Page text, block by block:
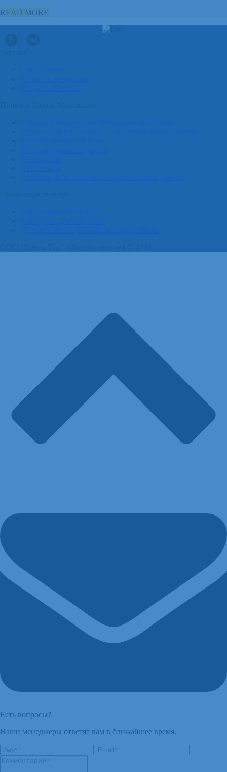
READ MORE
Авиабилеты
Туры по всему миру
Отдых в России
Аренда прогулочных теплоходов и катеров
Групповой тур по ХМАО «Месторождение Югра»
Этнографический туры
Индивидуальные услуги
Экскурсии
Гостиницы
Условия использования персональных данных
Праздники для детей
Праздник для взрослых
ДОСТАВКА ЦВЕТОВ И ПОДАРКОВ
Есть вопросы?
Наши менеджеры ответят вам в ближайшее время.